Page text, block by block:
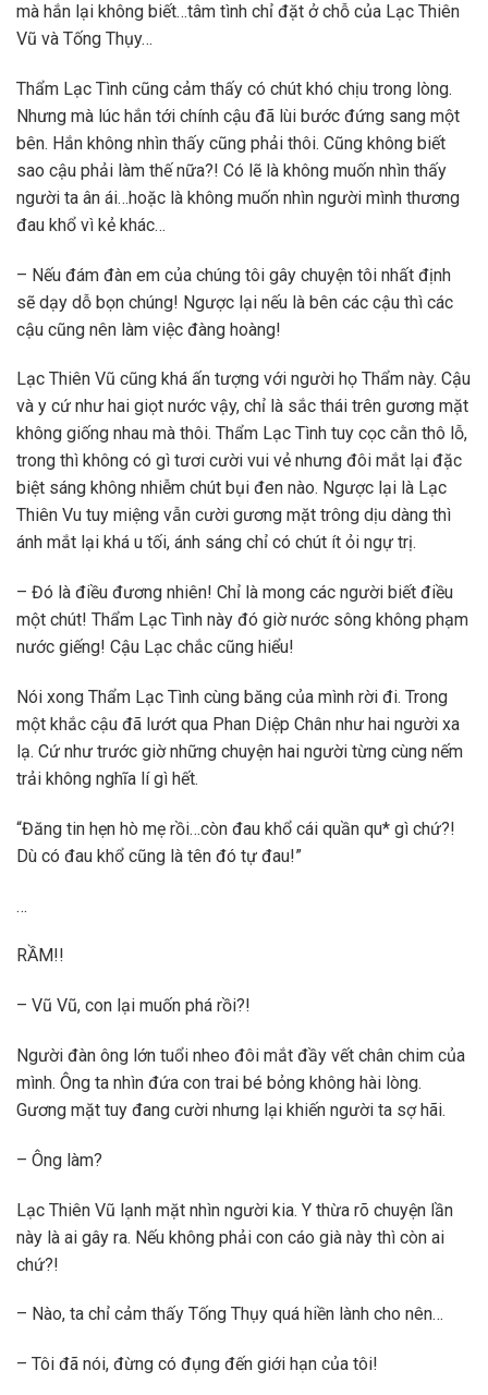
mà hắn lại không biết…tâm tình chỉ đặt ở chỗ của Lạc Thiên
Vũ và Tống Thụy…
Thẩm Lạc Tình cũng cảm thấy có chút khó chịu trong lòng.
Nhưng mà lúc hắn tới chính cậu đã lùi bước đứng sang một
bên. Hắn không nhìn thấy cũng phải thôi. Cũng không biết
sao cậu phải làm thế nữa?! Có lẽ là không muốn nhìn thấy
người ta ân ái…hoặc là không muốn nhìn người mình thương
đau khổ vì kẻ khác…
– Nếu đám đàn em của chúng tôi gây chuyện tôi nhất định
sẽ dạy dỗ bọn chúng! Ngược lại nếu là bên các cậu thì các
cậu cũng nên làm việc đàng hoàng!
Lạc Thiên Vũ cũng khá ấn tượng với người họ Thẩm này. Cậu
và y cứ như hai giọt nước vậy, chỉ là sắc thái trên gương mặt
không giống nhau mà thôi. Thẩm Lạc Tình tuy cọc cằn thô lỗ,
trong thì không có gì tươi cười vui vẻ nhưng đôi mắt lại đặc
biệt sáng không nhiễm chút bụi đen nào. Ngược lại là Lạc
Thiên Vu tuy miệng vẫn cười gương mặt trông dịu dàng thì
ánh mắt lại khá u tối, ánh sáng chỉ có chút ít ỏi ngự trị.
– Đó là điều đương nhiên! Chỉ là mong các người biết điều
một chút! Thẩm Lạc Tình này đó giờ nước sông không phạm
nước giếng! Cậu Lạc chắc cũng hiểu!
Nói xong Thẩm Lạc Tình cùng băng của mình rời đi. Trong
một khắc cậu đã lướt qua Phan Diệp Chân như hai người xa
lạ. Cứ như trước giờ những chuyện hai người từng cùng nếm
trải không nghĩa lí gì hết.
“Đăng tin hẹn hò mẹ rồi…còn đau khổ cái quần qu* gì chứ?!
Dù có đau khổ cũng là tên đó tự đau!”
…
RẦM!!
– Vũ Vũ, con lại muốn phá rồi?!
Người đàn ông lớn tuổi nheo đôi mắt đầy vết chân chim của
mình. Ông ta nhìn đứa con trai bé bỏng không hài lòng.
Gương mặt tuy đang cười nhưng lại khiến người ta sợ hãi.
– Ông làm?
Lạc Thiên Vũ lạnh mặt nhìn người kia. Y thừa rõ chuyện lần
này là ai gây ra. Nếu không phải con cáo già này thì còn ai
chứ?!
– Nào, ta chỉ cảm thấy Tống Thụy quá hiền lành cho nên…
– Tôi đã nói, đừng có đụng đến giới hạn của tôi!